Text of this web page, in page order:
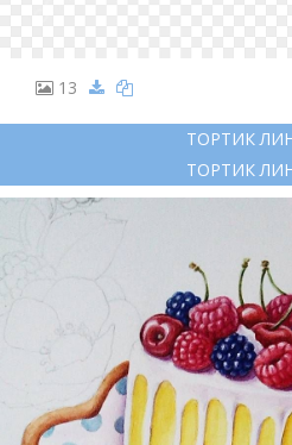
13
ТОРТИК
ТОРТИК